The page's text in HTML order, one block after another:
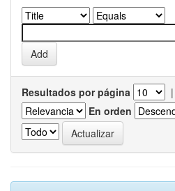
Resultados por página |
En orden